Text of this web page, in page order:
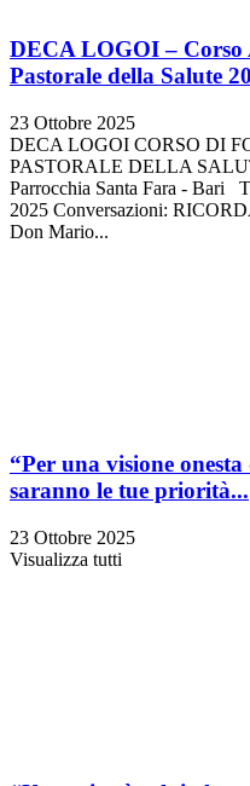
DECA LOGOI – Corso
Pastorale della Salute
23 Ottobre 2025
DECA LOGOI CORSO DI
PASTORALE DELLA
Parrocchia Santa Fara - Bari
2025 Conversazioni:
Don Mario...
“Per una visione
saranno le tue priorità...
23 Ottobre 2025
Visualizza tutti